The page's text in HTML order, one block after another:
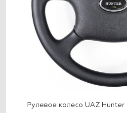
Рулевое колесо UAZ